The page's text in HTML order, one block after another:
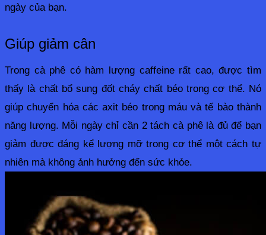
ngày của bạn.
Giúp giảm cân
Trong cà phê có hàm lượng caffeine rất cao, được tìm
thấy là chất bổ sung đốt cháy chất béo trong cơ thể. Nó
giúp chuyển hóa các axit béo trong máu và tế bào thành
năng lượng. Mỗi ngày chỉ cần 2 tách cà phê là đủ để bạn
giảm được đáng kể lượng mỡ trong cơ thể một cách tự
nhiên mà không ảnh hưởng đến sức khỏe.